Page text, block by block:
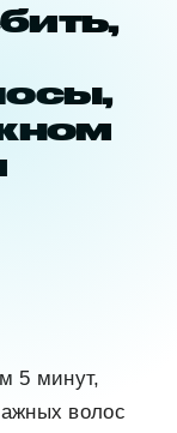
5 минут,
волос